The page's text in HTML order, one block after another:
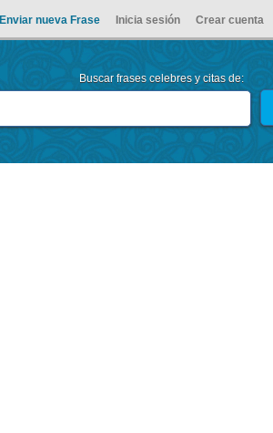
Enviar nueva Frase Inicia sesión Crear cuenta
Buscar frases celebres y citas de: